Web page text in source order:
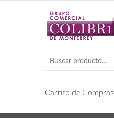
Carrito de Compras